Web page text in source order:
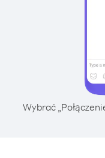
Wybrać